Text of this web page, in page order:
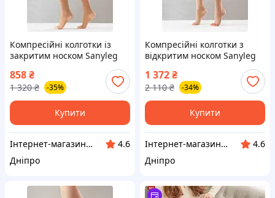
Компресійні колготки із
закритим носком Sanyleg
858₴
1 320 ₴ -35%
Купити
Інтернет-магазин "Klever"
4.6
Дніпро
Компресійні колготки з
відкритим носком Sanyleg
1 372₴
2 110 ₴ -34%
Купити
Інтернет-магазин "Klever"
4.6
Дніпро